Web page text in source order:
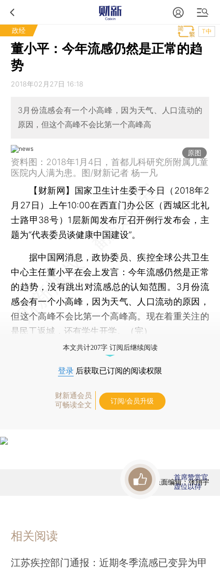
政经 T中
董小平：今年流感仍然是正常的趋
势
2018年02月27日 16:18
3月份流感会有一个小高峰，因为天气、人口流动的
原因，但这个高峰不会比第一个高峰高
原图
资料图：2018年1月4日，首都儿科研究所附属儿童
医院内人满为患。图/财新记者 杨一凡
【财新网】
国家卫生计生委于今日（2018年2
月27日）上午10:00在西直门办公区（西城区北礼
士路甲38号）1层新闻发布厅召开例行发布会，主
题为“代表委员谈健康中国建设”。
据中国网消息，政协委员、疾控全球公共卫生
中心主任董小平在会上发言：今年流感仍然是正常
的趋势，没有跳出对流感总的认知范围。3月份流
感会有一个小高峰，因为天气、人口流动的原因，
但这个高峰不会比第一个高峰高。现在着重关注的
是民工返城，还有学生开学。（完）
本文共计207字 订阅后继续阅读
登录 后获取已订阅的阅读权限
财新通会员
可畅读全文
订阅/会员升级
版面编辑：张翔宇
首席赞赏官
虚位以待
相关阅读
江苏疾控部门通报：近期冬季流感已变异为甲